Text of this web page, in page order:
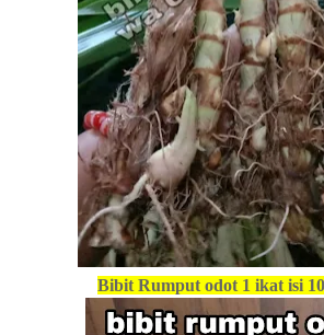
Bibit Rumput odot 1 ikat isi